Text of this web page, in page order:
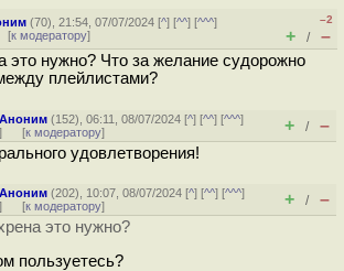
(70), 21:54, 07/07/2024 [^] [^^] [^^^]
[к модератору]
–2
+ / –
это нужно? Что за желание судорожно
плейлистами?
Аноним (152), 06:11, 08/07/2024 [^] [^^] [^^^]
] [к модератору] + / –
удовлетворения!
Аноним (202), 10:07, 08/07/2024 [^] [^^] [^^^]
] [к модератору] + / –
это нужно?
пользуетесь?